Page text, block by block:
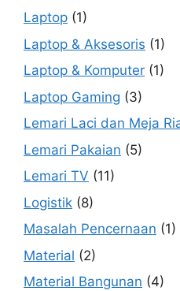
Laptop (1)
Laptop & Aksesoris (1)
Laptop & Komputer (1)
Laptop Gaming (3)
Lemari Laci dan Meja
Lemari Pakaian (5)
Lemari TV (11)
Logistik (8)
Masalah Pencernaan (1)
Material (2)
Material Bangunan (4)